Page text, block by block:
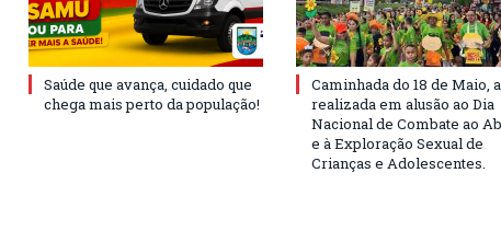
Saúde que avança, cuidado que
chega mais perto da população!
Caminhada do 18 de Maio,
realizada em alusão ao Dia
Nacional de Combate ao
e à Exploração Sexual de
Crianças e Adolescentes.